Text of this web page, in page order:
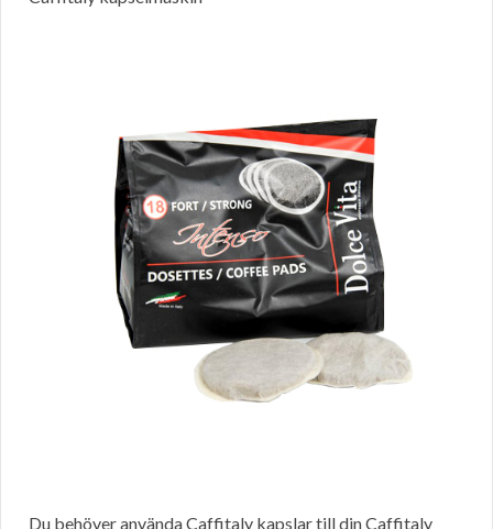
Du behöver använda Caffitaly kapslar till din Caffitaly